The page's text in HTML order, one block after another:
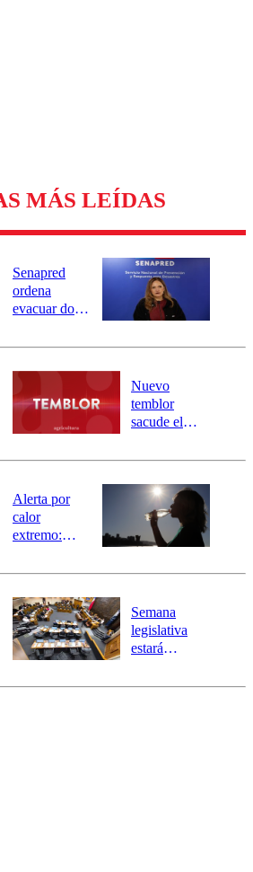
MÁS LEÍDAS
Senapred
ordena
evacuar dos
Carahue por
río Damas:
activa
mensajería
SAE
Nuevo
temblor
sacude el
revisa la
epicentro
Alerta por
calor
extremo:
activa Alerta
Preventiva en
tres comunas
Semana
legislativa
estará
el fin de la